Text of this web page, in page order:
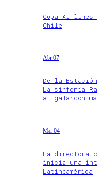
Copa Airlines
Chile
Abr 07
De la Estación
La sinfonía
al galardón
Mar 04
La directora
inicia una
Latinoamérica